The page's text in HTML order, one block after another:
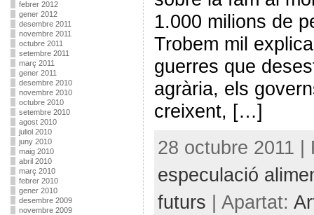
febrer 2012
gener 2012
desembre 2011
novembre 2011
octubre 2011
setembre 2011
març 2011
gener 2011
desembre 2010
novembre 2010
octubre 2010
setembre 2010
agost 2010
juliol 2010
juny 2010
maig 2010
abril 2010
març 2010
febrer 2010
gener 2010
desembre 2009
novembre 2009
1.000 milions de
Trobem mil
guerres que
agrària, els
creixent, […]
28 octubre 2011 |
especulació
futurs | Apartat: